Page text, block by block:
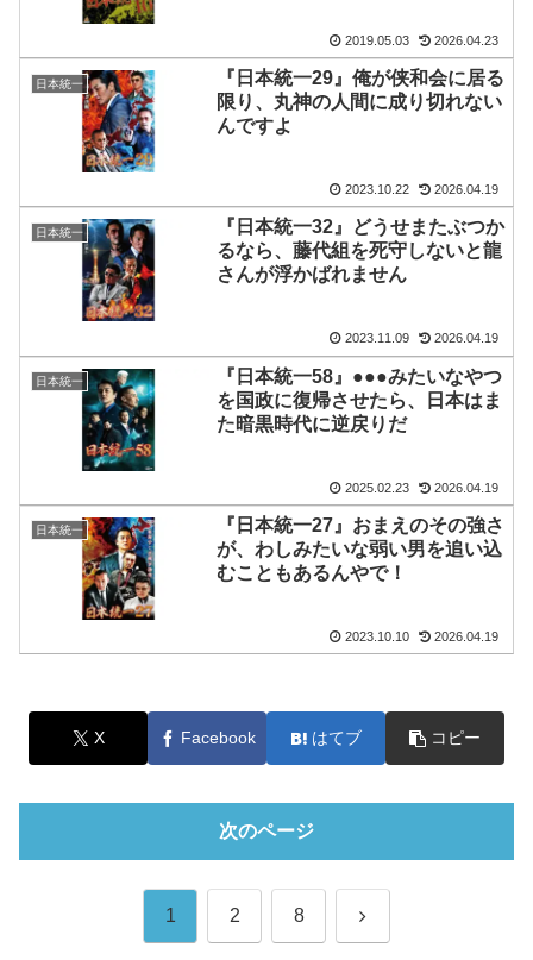
2019.05.03 2026.04.23
日本統一
『日本統一29』俺が侠和会に居る
限り、丸神の人間に成り切れない
んですよ
2023.10.22 2026.04.19
日本統一
『日本統一32』どうせまたぶつか
るなら、藤代組を死守しないと龍
さんが浮かばれません
2023.11.09 2026.04.19
日本統一
『日本統一58』●●●みたいなやつ
を国政に復帰させたら、日本はま
た暗黒時代に逆戻りだ
2025.02.23 2026.04.19
日本統一
『日本統一27』おまえのその強さ
が、わしみたいな弱い男を追い込
むこともあるんやで！
2023.10.10 2026.04.19
X Facebook はてブ コピー
次のページ
1 2 8 次